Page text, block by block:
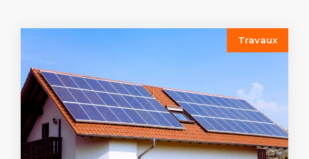
Travaux